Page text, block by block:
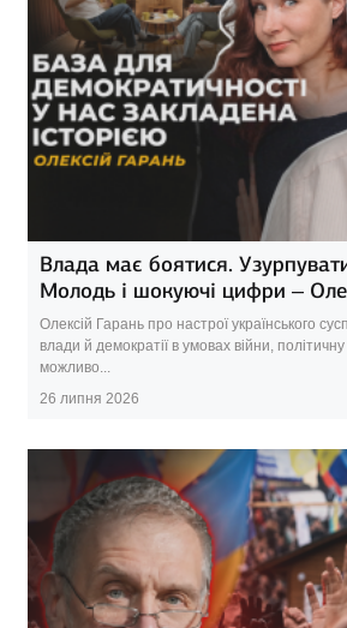
Влада має боятися.
Молодь і шокуючі цифри –
Олексій Гарань про настрої українського
влади й демократії в умовах війни,
можливо...
26 липня 2026